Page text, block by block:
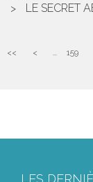
LE SECRET
<< < ... 159
LES